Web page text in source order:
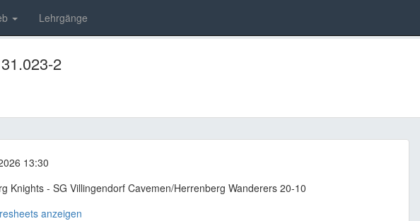
Lehrgänge
2
13:30
Knights - SG Villingendorf Cavemen/Herrenberg Wanderers 20-10
anzeigen